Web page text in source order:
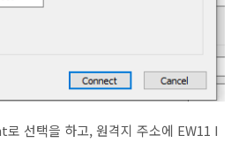
선택을 하고, 원격지 주소에 EW11 I